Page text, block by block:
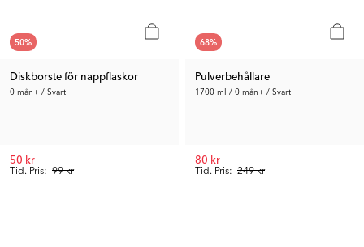
50%
Diskborste för nappflaskor
0 mån+ / Svart
Tid. Pris: 99 kr
50 kr
68%
Pulverbehållare
1700 ml / 0 mån+ / Svart
Tid. Pris: 249 kr
80 kr